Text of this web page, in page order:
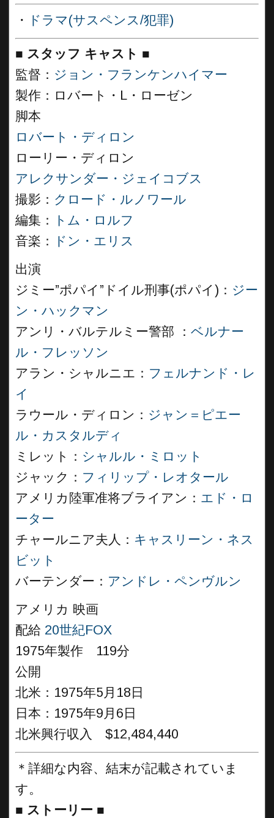
・ ドラマ(サスペンス/犯罪)
■ スタッフ キャスト ■
監督： ジョン・フランケンハイマー
製作：ロバート・L・ローゼン
脚本
ロバート・ディロン
ローリー・ディロン
アレクサンダー・ジェイコブス
撮影： クロード・ルノワール
編集：
トム・ロルフ
音楽：
ドン・エリス
出演
ジミー”ポパイ”ドイル刑事(ポパイ)： ジー
ン・ハックマン
アンリ・バルテルミー警部 ： ベルナー
ル・フレッソン
アラン・シャルニエ： フェルナンド・レ
イ
ラウール・ディロン： ジャン＝ピエー
ル・カスタルディ
ミレット： シャルル・ミロット
ジャック： フィリップ・レオタール
アメリカ陸軍准将ブライアン： エド・ロ
ーター
チャールニア夫人： キャスリーン・ネス
ビット
バーテンダー： アンドレ・ペンヴルン
アメリカ 映画
配給 20世紀FOX
1975年製作 119分
公開
北米：1975年5月18日
日本：1975年9月6日
北米興行収入 $12,484,440
＊詳細な内容、結末が記載されていま
す。
■ ストーリー ■